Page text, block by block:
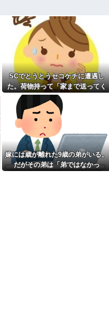
ショとお菓子配りだけ全力すぎ
、拡散されまくって終わるｗ
の男児と結婚。そのことを知
でるって！』とメールし
うに→それだけでは終わらなか
る。ふるさと納税も頼みたいけ
やるはずない」→嫁が毒を飲ま
財布をいじった形跡が・・・
出て行った。前妻に育児放棄さ
娘を妻に任せておけないので娘
負けることがすごく多い気がし
SCでとうとうセコケチに遭遇し
た。荷物持って「家まで送ってく
れない」って言ってきて...
嫁には歳が離れた9歳の弟がいる。
だがその弟は「弟ではなかっ